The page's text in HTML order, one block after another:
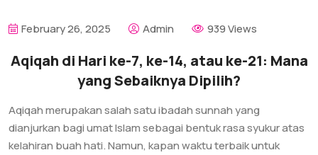
February 26, 2025 Admin 939 Views
Aqiqah di Hari ke-7, ke-14, atau ke-21: Mana
yang Sebaiknya Dipilih?
Aqiqah merupakan salah satu ibadah sunnah yang
dianjurkan bagi umat Islam sebagai bentuk rasa syukur atas
kelahiran buah hati. Namun, kapan waktu terbaik untuk